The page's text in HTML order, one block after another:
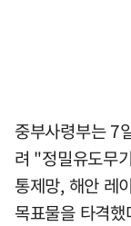
중부사령부는 7
려 "정밀유도무
통제망, 해안 레
목표물을 타격